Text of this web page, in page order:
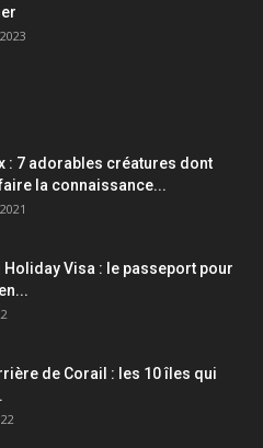
: 7 adorables créatures dont
la connaissance...
Holiday Visa : le passeport pour
de Corail : les 10 îles qui